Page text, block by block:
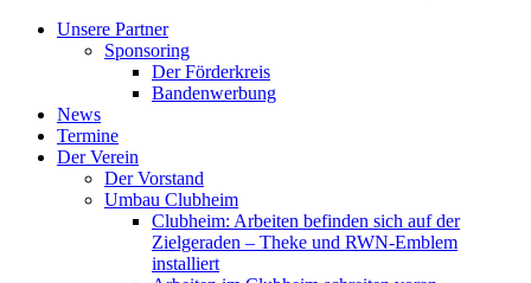
Unsere Partner
Sponsoring
Der Förderkreis
Bandenwerbung
News
Termine
Der Verein
Der Vorstand
Umbau Clubheim
Clubheim: Arbeiten befinden sich auf der
Zielgeraden – Theke und RWN-Emblem
installiert